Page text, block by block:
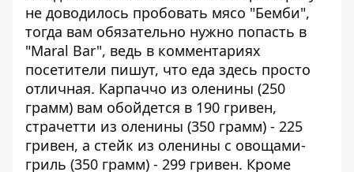
не доводилось пробовать мясо "Бемби",
тогда вам обязательно нужно попасть в
"Maral Bar", ведь в комментариях
посетители пишут, что еда здесь просто
отличная. Карпаччо из оленины (250
грамм) вам обойдется в 190 гривен,
страчетти из оленины (350 грамм) - 225
гривен, а стейк из оленины с овощами-
гриль (350 грамм) - 299 гривен. Кроме